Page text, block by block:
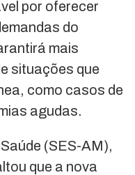
por oferecer
do
mais
situações que
como casos de
agudas.
(SES-AM),
que a nova